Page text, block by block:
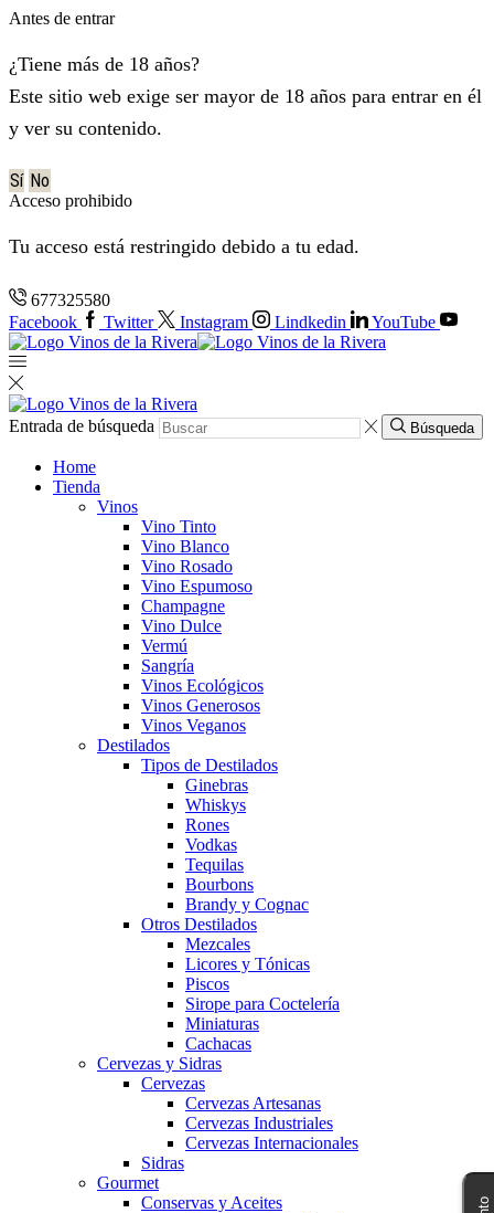
Antes de entrar
¿Tiene más de 18 años?
Este sitio web exige ser mayor de 18 años para entrar en él
y ver su contenido.
Sí No
Acceso prohibido
Tu acceso está restringido debido a tu edad.
677325580
Facebook
Twitter Instagram Lindkedin YouTube
Entrada de búsqueda Búsqueda
Home
Tienda
Vinos
Vino Tinto
Vino Blanco
Vino Rosado
Vino Espumoso
Champagne
Vino Dulce
Vermú
Sangría
Vinos Ecológicos
Vinos Generosos
Vinos Veganos
Destilados
Tipos de Destilados
Ginebras
Whiskys
Rones
Vodkas
Tequilas
Bourbons
Brandy y Cognac
Otros Destilados
Mezcales
Licores y Tónicas
Piscos
Sirope para Coctelería
Miniaturas
Cachacas
Cervezas y Sidras
Cervezas
Cervezas Artesanas
Cervezas Industriales
Cervezas Internacionales
Sidras
Gourmet
Conservas y Aceites